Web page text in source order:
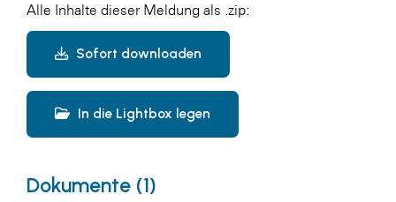
Alle Inhalte dieser Meldung als .zip:
Sofort downloaden
In die Lightbox legen
Dokumente (1)